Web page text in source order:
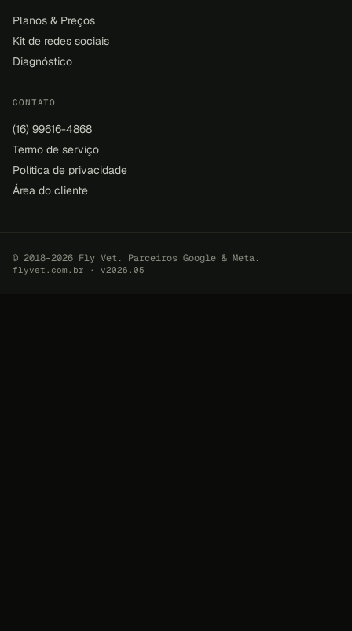
Planos & Preços
Kit de redes sociais
Diagnóstico
CONTATO
(16) 99616-4868
Termo de serviço
Política de privacidade
Área do cliente
© 2018–2026 Fly Vet. Parceiros Google & Meta.
flyvet.com.br · v2026.05